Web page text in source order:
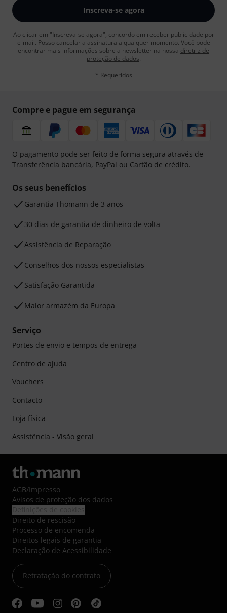
Inscreva-se agora
Ao clicar em "Inscreva-se agora", concordo em receber publicidade por
e-mail. Posso cancelar a assinatura a qualquer momento. Você pode
encontrar mais informações sobre a newsletter na nossa diretriz de
proteção de dados.
* Requeridos
Compre e pague em segurança
O pagamento pode ser feito de forma segura através de
Transferência bancária, PayPal ou Cartão de crédito.
Os seus benefícios
Garantia Thomann de 3 anos
30 dias de garantia de dinheiro de volta
Assistência de Reparação
Conselhos dos nossos especialistas
Satisfação Garantida
Maior armazém da Europa
Serviço
Portes de envio e tempos de entrega
Centro de ajuda
Vouchers
Contacto
Loja física
Assistência - Visão geral
AGB/Impresso
Avisos de proteção dos dados
Direito de rescisão
Processo de encomenda
Direitos legais de garantia
Declaração de Acessibilidade
Retratação do contrato